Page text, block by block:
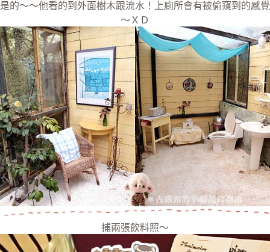
是的～～他看的到外面樹木跟流水！上廁所會有被偷窺到的感覺
～ＸＤ
捕兩張飲料照～